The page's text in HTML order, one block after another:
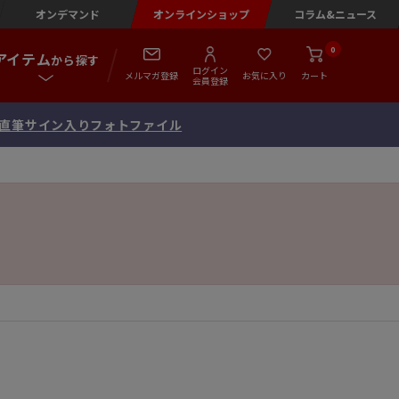
オンデマンド オンラインショップ コラム&ニュース
イテムから探す
メルマガ登録
ログイン
会員登録
お気に入り カート
0
筆サイン入りフォトファイル